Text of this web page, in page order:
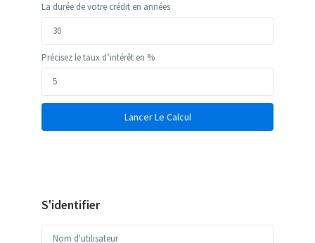
La durée de votre crédit en années
Précisez le taux d’intérêt en %
Lancer Le Calcul
S'identifier